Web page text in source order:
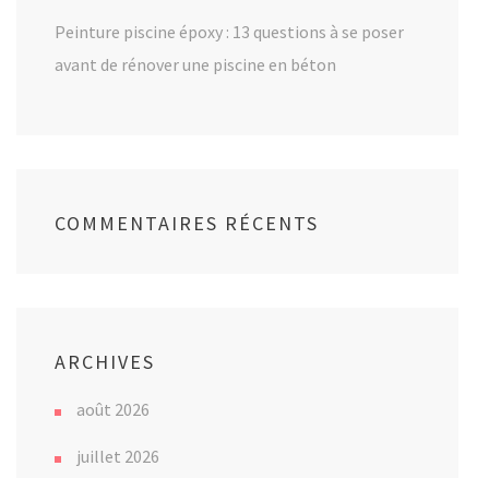
Peinture piscine époxy : 13 questions à se poser
avant de rénover une piscine en béton
COMMENTAIRES RÉCENTS
ARCHIVES
août 2026
juillet 2026